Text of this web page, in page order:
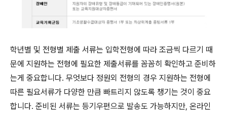
학년별 및 전형별 제출 서류는 입학전형에 따라 조금씩 다르기 때
문에 지원하는 전형에 필요한 제출서류를 꼼꼼히 확인하고 준비하
는게 중요합니다. 무엇보다 정원외 전형의 경우 지원하는 전형에
따른 필요서류가 다양한 만큼 빠트리지 않도록 챙기는 것이 중요
합니다. 준비된 서류는 등기우편으로 발송도 가능하지만, 온라인